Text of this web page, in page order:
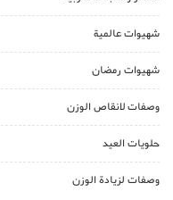
شهيوات عالمية
شهيوات رمضان
وصفات لانقاص الوزن
حلويات العيد
وصفات لزيادة الوزن